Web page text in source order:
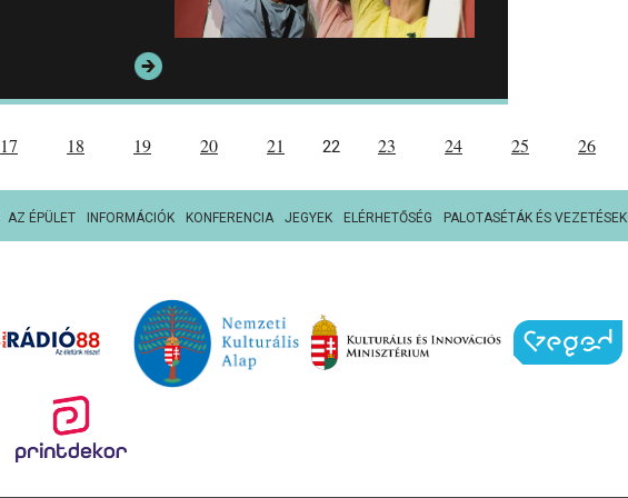
17 18 19 20 21 22 23 24 25 26
AZ ÉPÜLET INFORMÁCIÓK KONFERENCIA JEGYEK ELÉRHETŐSÉG PALOTASÉTÁK ÉS VEZETÉSEK